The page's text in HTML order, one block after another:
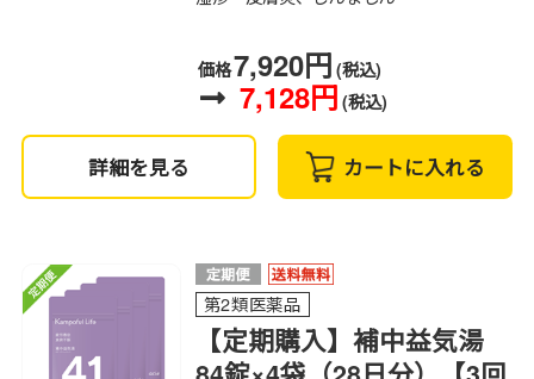
価格7,920円 (税込)
7,128円 (税込)
詳細を見る カートに入れる
第2類医薬品
【定期購入】補中益気湯